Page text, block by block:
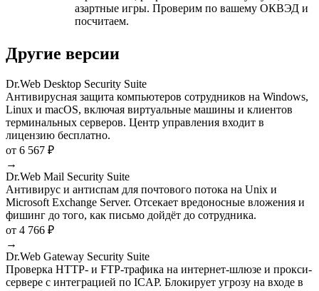
азартные игры. Проверим по вашему ОКВЭД и
посчитаем.
Другие версии
Dr.Web Desktop Security Suite
Антивирусная защита компьютеров сотрудников на Windows,
Linux и macOS, включая виртуальные машины и клиентов
терминальных серверов. Центр управления входит в
лицензию бесплатно.
от 6 567 ₽
→
Dr.Web Mail Security Suite
Антивирус и антиспам для почтового потока на Unix и
Microsoft Exchange Server. Отсекает вредоносные вложения и
фишинг до того, как письмо дойдёт до сотрудника.
от 4 766 ₽
→
Dr.Web Gateway Security Suite
Проверка HTTP- и FTP-трафика на интернет-шлюзе и прокси-
сервере с интеграцией по ICAP. Блокирует угрозу на входе в